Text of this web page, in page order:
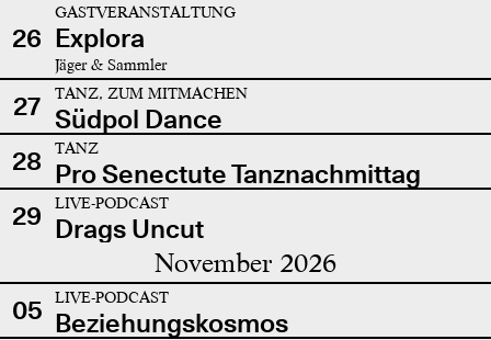
26
GASTVERANSTALTUNG
Explora
Jäger & Sammler
27 TANZ, ZUM MITMACHEN
Südpol Dance
28
TANZ
Pro Senectute Tanznachmittag
29
LIVE-PODCAST
Drags Uncut
November 2026
05 LIVE-PODCAST
Beziehungskosmos